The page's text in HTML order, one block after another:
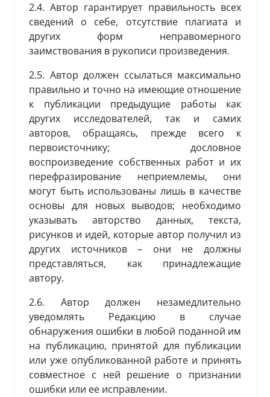
2.4. Автор гарантирует правильность всех
сведений о себе, отсутствие плагиата и
других форм неправомерного
заимствования в рукописи произведения.
2.5. Автор должен ссылаться максимально
правильно и точно на имеющие отношение
к публикации предыдущие работы как
других исследователей, так и самих
авторов, обращаясь, прежде всего к
первоисточнику; дословное
воспроизведение собственных работ и их
перефразирование неприемлемы, они
могут быть использованы лишь в качестве
основы для новых выводов; необходимо
указывать авторство данных, текста,
рисунков и идей, которые автор получил из
других источников – они не должны
представляться, как принадлежащие
автору.
2.6. Автор должен незамедлительно
уведомлять Редакцию в случае
обнаружения ошибки в любой поданной им
на публикацию, принятой для публикации
или уже опубликованной работе и принять
совместное с ней решение о признании
ошибки или ее исправлении.